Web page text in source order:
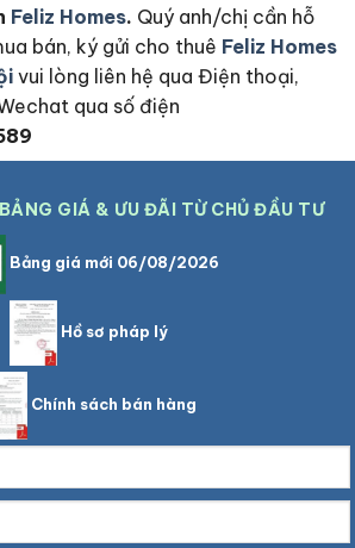
Feliz Homes. Quý anh/chị cần hỗ
bán, ký gửi cho thuê Feliz Homes
vui lòng liên hệ qua Điện thoại,
qua số điện
GIÁ & ƯU ĐÃI TỪ CHỦ ĐẦU TƯ
Bảng giá mới 06/08/2026
Hồ sơ pháp lý
Chính sách bán hàng